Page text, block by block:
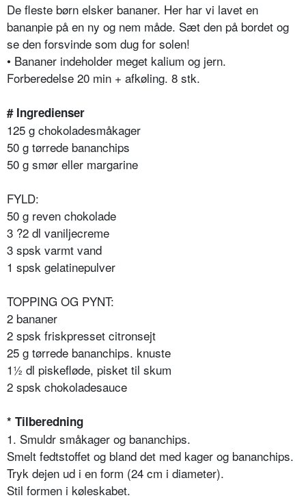
De fleste børn elsker bananer. Her har vi lavet en
bananpie på en ny og nem måde. Sæt den på bordet og
se den forsvinde som dug for solen!
• Bananer indeholder meget kalium og jern.
Forberedelse 20 min + afkøling. 8 stk.
# Ingredienser
125 g chokoladesmåkager
50 g tørrede bananchips
50 g smør eller margarine
FYLD:
50 g reven chokolade
3 ?2 dl vaniljecreme
3 spsk varmt vand
1 spsk gelatinepulver
TOPPING OG PYNT:
2 bananer
2 spsk friskpresset citronsejt
25 g tørrede bananchips. knuste
1½ dl piskefløde, pisket til skum
2 spsk chokoladesauce
* Tilberedning
1. Smuldr småkager og bananchips.
Smelt fedtstoffet og bland det med kager og bananchips.
Tryk dejen ud i en form (24 cm i diameter).
Stil formen i køleskabet.